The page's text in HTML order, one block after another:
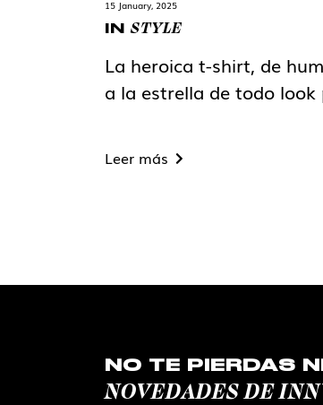
15 January, 2025
INSTYLE
La heroica t-shirt, de
a la estrella de todo look
Leer más
NO TE PIERDAS
NOVEDADES DE